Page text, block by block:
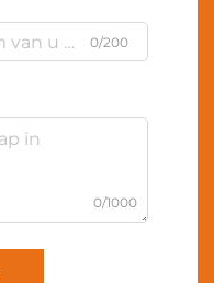
0/200
0/1000